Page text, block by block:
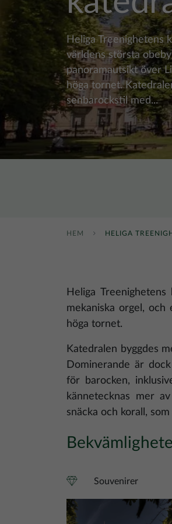
Heliga Treenighetens
världens största
panoramautsikt över
höga tornet.
senbarockstil med...
HEM HELIGA
Heliga
mekaniska orgel,
höga tornet.
Katedralen byggdes
Dominerande är
för barocken,
kännetecknas mer
snäcka och korall,
Souvenirer
Bild